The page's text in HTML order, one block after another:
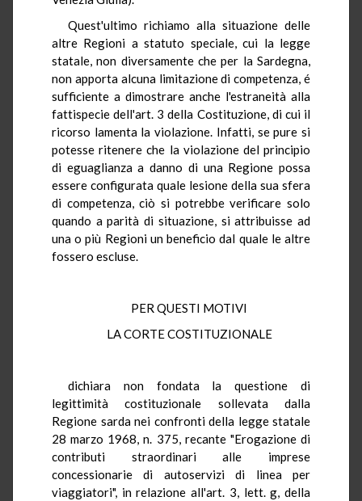
Quest'ultimo richiamo alla situazione delle
altre Regioni a statuto speciale, cui la legge
statale, non diversamente che per la Sardegna,
non apporta alcuna limitazione di competenza, é
sufficiente a dimostrare anche l'estraneità alla
fattispecie dell'art. 3 della Costituzione, di cui il
ricorso lamenta la violazione. Infatti, se pure si
potesse ritenere che la violazione del principio
di eguaglianza a danno di una Regione possa
essere configurata quale lesione della sua sfera
di competenza, ciò si potrebbe verificare solo
quando a parità di situazione, si attribuisse ad
una o più Regioni un beneficio dal quale le altre
fossero escluse.
PER QUESTI MOTIVI
LA CORTE COSTITUZIONALE
dichiara non fondata la questione di
legittimità costituzionale sollevata dalla
Regione sarda nei confronti della legge statale
28 marzo 1968, n. 375, recante "Erogazione di
contributi straordinari alle imprese
concessionarie di autoservizi di linea per
viaggiatori", in relazione all'art. 3, lett. g, della